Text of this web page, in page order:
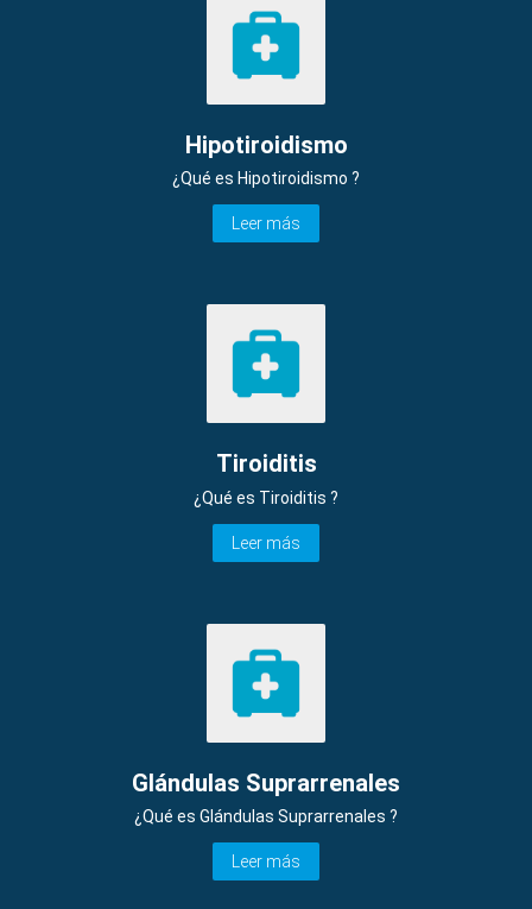
Hipotiroidismo
¿Qué es Hipotiroidismo ?
Leer más
Tiroiditis
¿Qué es Tiroiditis ?
Leer más
Glándulas Suprarrenales
¿Qué es Glándulas Suprarrenales ?
Leer más